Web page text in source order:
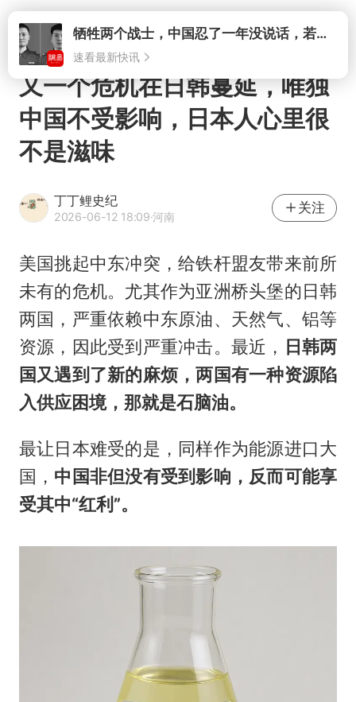
打开
又一个危机在日韩蔓延，唯独
中国不受影响，日本人心里很
不是滋味
丁丁鲤史纪
2026-06-12 18:09·河南
关注
美国挑起中东冲突，给铁杆盟友带来前所
未有的危机。尤其作为亚洲桥头堡的日韩
两国，严重依赖中东原油、天然气、铝等
资源，因此受到严重冲击。最近， 日韩两
国又遇到了新的麻烦，两国有一种资源陷
入供应困境，那就是石脑油。
最让日本难受的是，同样作为能源进口大
国， 中国非但没有受到影响，反而可能享
受其中“红利”。